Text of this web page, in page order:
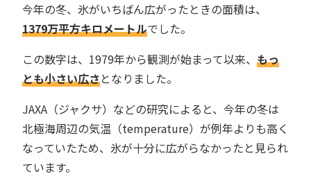
今年の冬、氷がいちばん広がったときの面積は、
1379万平方キロメートルでした。
この数字は、1979年から観測が始まって以来、 もっ
とも小さい広さとなりました。
JAXA（ジャクサ）などの研究によると、今年の冬は
北極海周辺の気温（temperature）が例年よりも高く
なっていたため、氷が十分に広がらなかったと見られ
ています。